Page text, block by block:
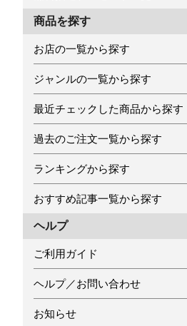
商品を探す
お店の一覧から探す
ジャンルの一覧から探す
最近チェックした商品から探す
過去のご注文一覧から探す
ランキングから探す
おすすめ記事一覧から探す
ヘルプ
ご利用ガイド
ヘルプ／お問い合わせ
お知らせ